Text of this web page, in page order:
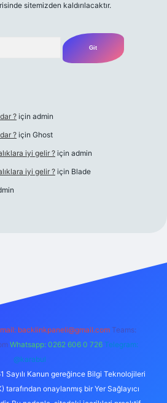
sitemizden kaldırılacaktır.
? için admin
? için Ghost
iyi gelir ? için admin
iyi gelir ? için Blade
backlinkpaneli@gmail.com Teams:
Whatsapp: 0262 606 0 726 Telegram:
@karabul
Sayılı Kanun gereğince Bilgi Teknolojileri
onaylanmış bir Yer Sağlayıcı